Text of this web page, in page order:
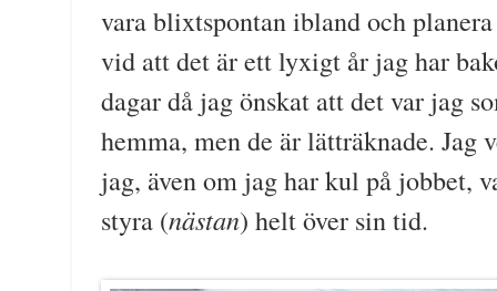
vara blixtspontan ibland och
vid att det är ett lyxigt år jag har
dagar då jag önskat att det var jag
hemma, men de är lätträknade. Jag
jag, även om jag har kul på jobbet,
styra (nästan) helt över sin tid.